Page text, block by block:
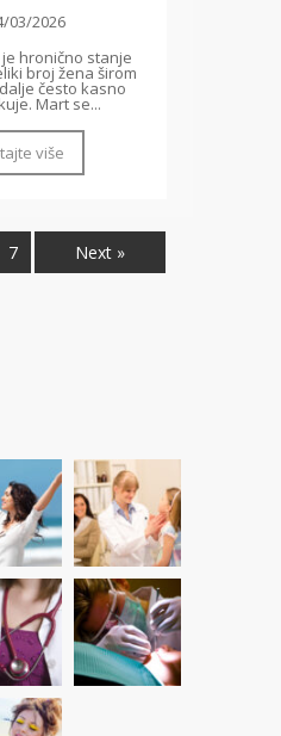
03/2026
hronično stanje
broj žena širom
često kasno
Mart se...
više
7 Next »